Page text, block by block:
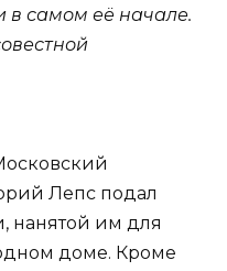
в самом её начале.
Лепс подал
нанятой им для
доме. Кроме